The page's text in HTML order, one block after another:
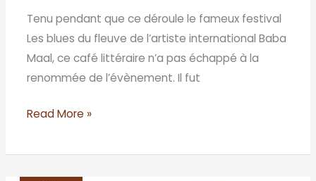
Tenu pendant que ce déroule le fameux festival
Les blues du fleuve de l’artiste international Baba
Maal, ce café littéraire n’a pas échappé à la
renommée de l’évènement. Il fut
Read More »